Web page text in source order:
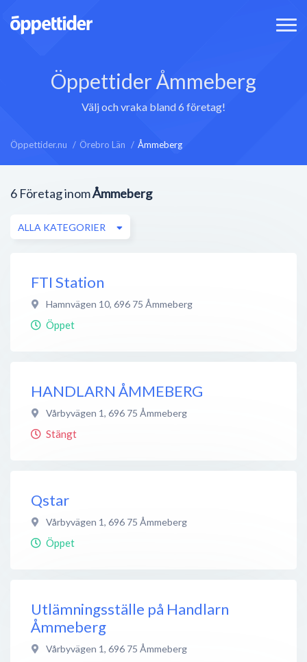
Öppettider Åmmeberg
Välj och vraka bland 6 företag!
Öppettider.nu Örebro Län Åmmeberg
6 Företag inomÅmmeberg
ALLA KATEGORIER
FTI Station
Hamnvägen 10, 696 75 Åmmeberg
Öppet
HANDLARN ÅMMEBERG
Vårbyvägen 1, 696 75 Åmmeberg
Stängt
Qstar
Vårbyvägen 1, 696 75 Åmmeberg
Öppet
Utlämningsställe på Handlarn
Åmmeberg
Vårbyvägen 1, 696 75 Åmmeberg